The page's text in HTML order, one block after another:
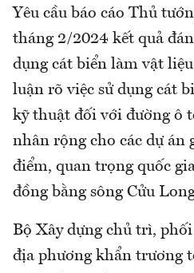
Yêu cầu báo cáo Thủ
tháng 2/2024 kết quả
dụng cát biển làm vật
luận rõ việc sử dụng cát
kỹ thuật đối với đường ô
nhân rộng cho các dự án
điểm, quan trọng quốc
đồng bằng sông Cửu
Bộ Xây dựng chủ trì,
địa phương khẩn trương